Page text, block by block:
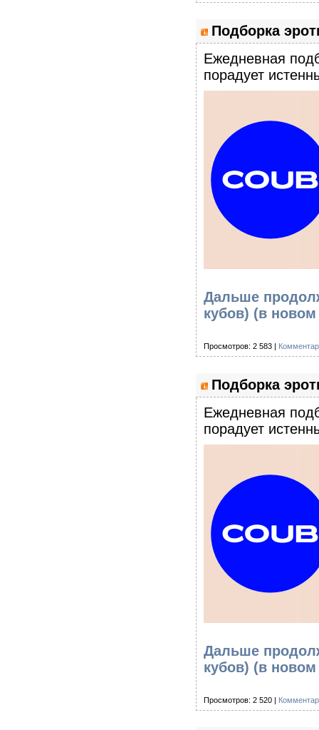
Подборка
Eжедневная
порадует
Дальше
кубов) (в новом
Просмотров: 2 583 |
Подборка
Eжедневная
порадует
Дальше
кубов) (в новом
Просмотров: 2 520 |